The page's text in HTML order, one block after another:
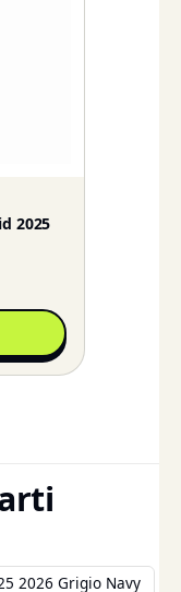
2025
2026 Grigio Navy